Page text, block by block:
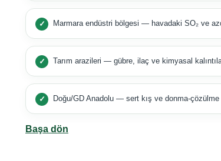
Marmara endüstri bölgesi — havadaki SO₂ ve
Tarım arazileri — gübre, ilaç ve kimyasal
Doğu/GD Anadolu — sert kış ve donma-çözülme
Başa dön